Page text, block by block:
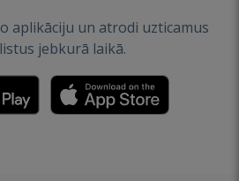
aplikāciju un atrodi uzticamus
jebkurā laikā.